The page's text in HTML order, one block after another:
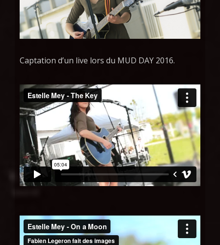
Captation d’un live lors du MUD DAY 2016.